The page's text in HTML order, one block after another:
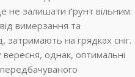
залишати ґрунт вільним:
вимерзання та
на грядках сніг.
однак, оптимальні